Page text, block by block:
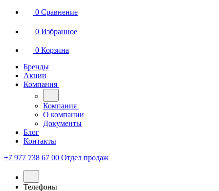
0 Сравнение
0 Избранное
0 Корзина
Бренды
Акции
Компания
Компания
О компании
Документы
Блог
Контакты
+7 977 738 67 00 Отдел продаж
Телефоны